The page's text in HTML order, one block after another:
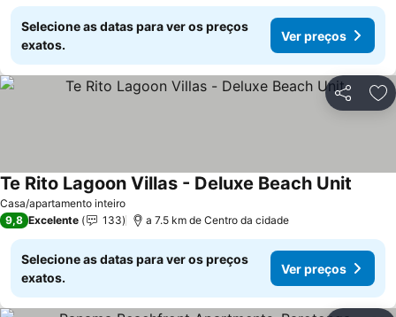
Selecione as datas para ver os preços
exatos.
Ver preços
Partilhar
Casa/apartamento inteiro
Te Rito Lagoon Villas - Deluxe Beach Unit
9,8 Excelente 133 a 7.5 km de Centro da cidade
Selecione as datas para ver os preços
exatos.
Ver preços